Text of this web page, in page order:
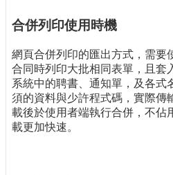
合併列印使用時機
網頁合併列印的匯出方式，需要
合同時列印大批相同表單，且套
系統中的聘書、通知單，及各式
須的資料與少許程式碼，實際傳
載後於使用者端執行合併，不佔
載更加快速。